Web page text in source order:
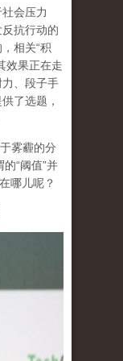
会压力
反抗行动的
相关“积
效果正在走
、段子手
了选题，
雾霾的分
“阈值”并
哪儿呢？